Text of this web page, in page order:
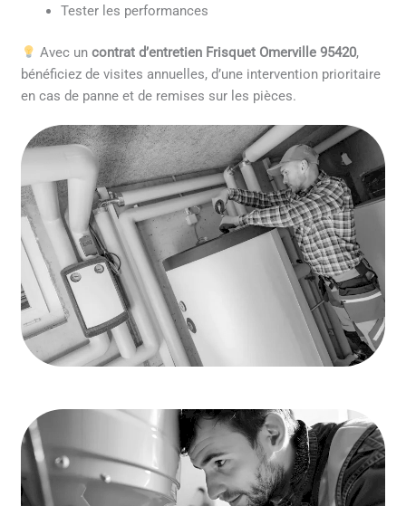
Tester les performances
Avec un contrat d’entretien Frisquet Omerville 95420,
bénéficiez de visites annuelles, d’une intervention prioritaire
en cas de panne et de remises sur les pièces.